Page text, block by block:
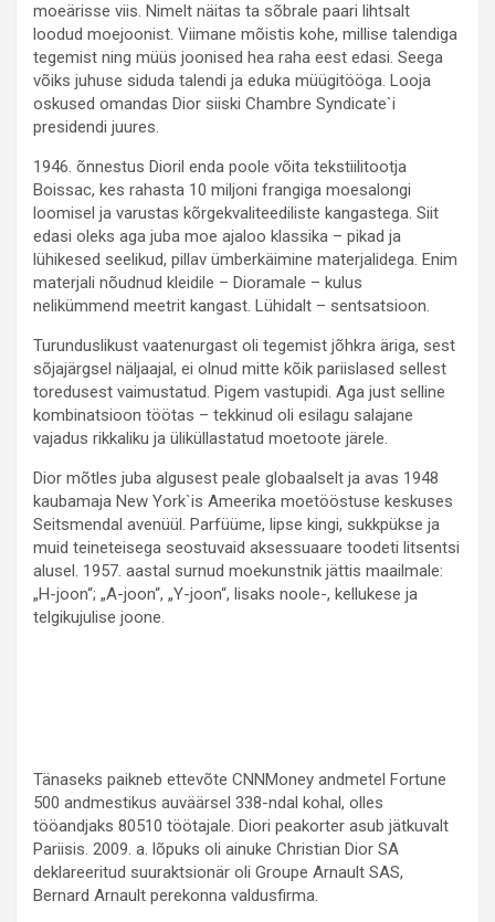
moeärisse viis. Nimelt näitas ta sõbrale paari lihtsalt
loodud moejoonist. Viimane mõistis kohe, millise talendiga
tegemist ning müüs joonised hea raha eest edasi. Seega
võiks juhuse siduda talendi ja eduka müügitööga. Looja
oskused omandas Dior siiski Chambre Syndicate`i
presidendi juures.
1946. õnnestus Dioril enda poole võita tekstiilitootja
Boissac, kes rahasta 10 miljoni frangiga moesalongi
loomisel ja varustas kõrgekvaliteediliste kangastega. Siit
edasi oleks aga juba moe ajaloo klassika – pikad ja
lühikesed seelikud, pillav ümberkäimine materjalidega. Enim
materjali nõudnud kleidile – Dioramale – kulus
nelikümmend meetrit kangast. Lühidalt – sentsatsioon.
Turunduslikust vaatenurgast oli tegemist jõhkra äriga, sest
sõjajärgsel näljaajal, ei olnud mitte kõik pariislased sellest
toredusest vaimustatud. Pigem vastupidi. Aga just selline
kombinatsioon töötas – tekkinud oli esilagu salajane
vajadus rikkaliku ja üliküllastatud moetoote järele.
Dior mõtles juba algusest peale globaalselt ja avas 1948
kaubamaja New York`is Ameerika moetööstuse keskuses
Seitsmendal avenüül. Parfüüme, lipse kingi, sukkpükse ja
muid teineteisega seostuvaid aksessuaare toodeti litsentsi
alusel. 1957. aastal surnud moekunstnik jättis maailmale:
„H-joon“; „A-joon“, „Y-joon“, lisaks noole-, kellukese ja
telgikujulise joone.
Tänaseks paikneb ettevõte CNNMoney andmetel Fortune
500 andmestikus auväärsel 338-ndal kohal, olles
tööandjaks 80510 töötajale. Diori peakorter asub jätkuvalt
Pariisis. 2009. a. lõpuks oli ainuke Christian Dior SA
deklareeritud suuraktsionär oli Groupe Arnault SAS,
Bernard Arnault perekonna valdusfirma.